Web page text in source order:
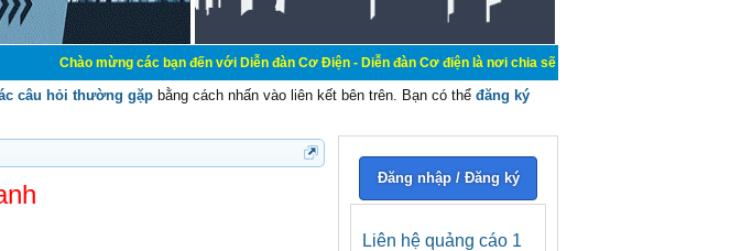
mừng các bạn đến với Diễn đàn Cơ Điện - Diễn đàn Cơ điện là nơi chia sẽ kiến thức kinh nghiệm trong lãnh vực
câu hỏi thường gặp bằng cách nhấn vào liên kết bên trên. Bạn có thể đăng ký
Đăng nhập / Đăng ký
Liên hệ quảng cáo 1